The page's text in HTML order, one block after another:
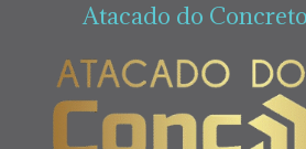
Atacado do Concreto